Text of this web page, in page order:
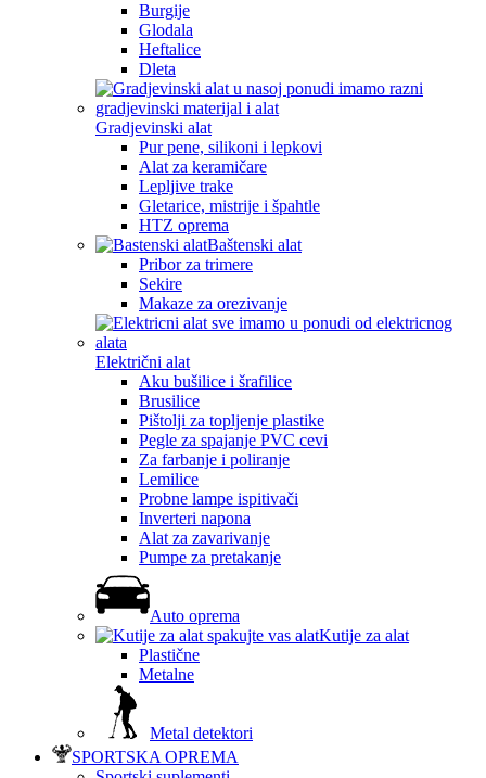
Burgije
Glodala
Heftalice
Dleta
Gradjevinski alat
Pur pene, silikoni i lepkovi
Alat za keramičare
Lepljive trake
Gletarice, mistrije i špahtle
HTZ oprema
Baštenski alat
Pribor za trimere
Sekire
Makaze za orezivanje
Električni alat
Aku bušilice i šrafilice
Brusilice
Pištolji za topljenje plastike
Pegle za spajanje PVC cevi
Za farbanje i poliranje
Lemilice
Probne lampe ispitivači
Inverteri napona
Alat za zavarivanje
Pumpe za pretakanje
Auto oprema
Kutije za alat
Plastične
Metalne
Metal detektori
SPORTSKA OPREMA